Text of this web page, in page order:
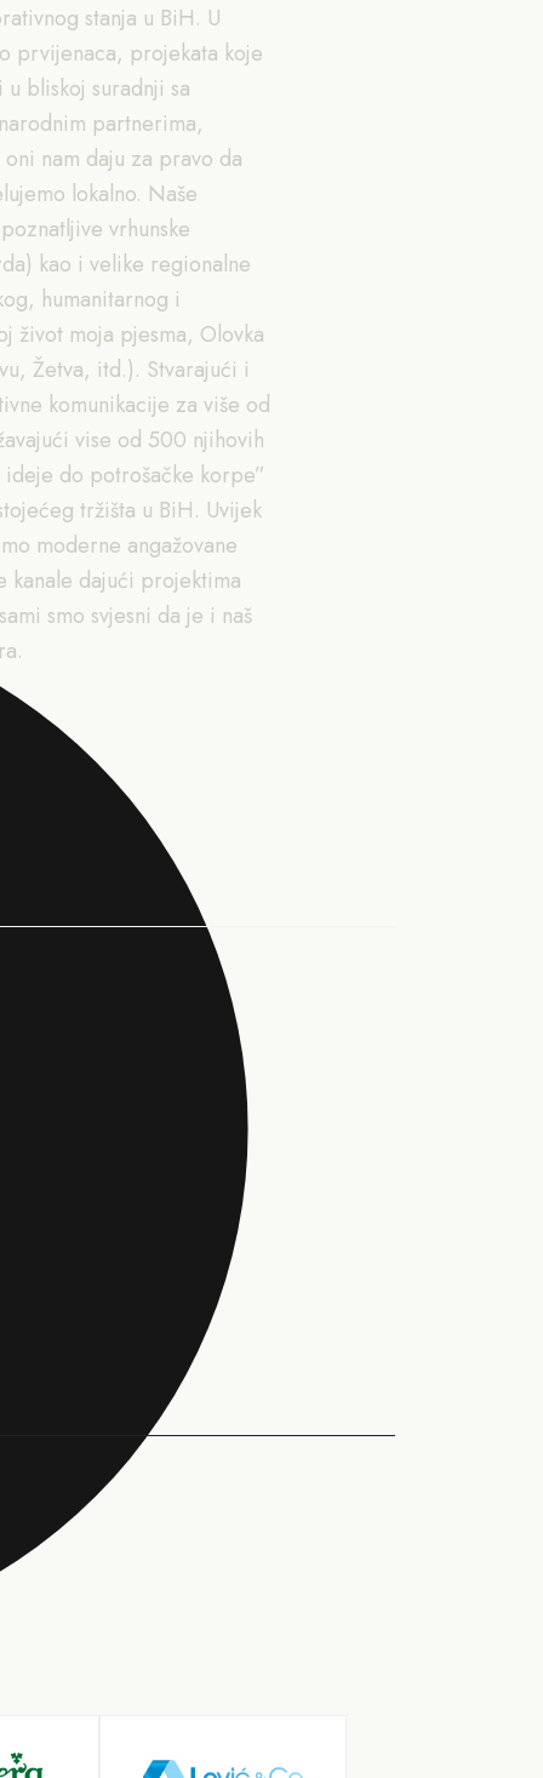
stanja u BiH. U
prvijenaca, projekata koje
bliskoj suradnji sa
partnerima,
nam daju za pravo da
lokalno. Naše
vrhunske
kao i velike regionalne
humanitarnog i
život moja pjesma, Olovka
Žetva, itd.). Stvarajući i
komunikacije za više od
vise od 500 njihovih
do potrošačke korpe”
tržišta u BiH. Uvijek
moderne angažovane
kanale dajući projektima
smo svjesni da je i naš